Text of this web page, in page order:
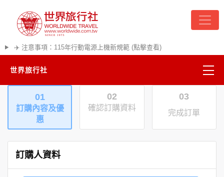
✈️ 注意事項：115年行動電源上機新規範 (點擊查看)
世界旅行社
精彩越南
熱門韓國
超夯日本
01
訂購內容及優
惠
02
確認訂購資料
03
完成訂單
訂購人資料